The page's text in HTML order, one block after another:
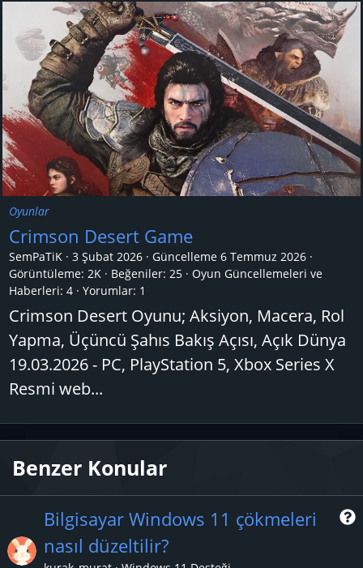
Oyunlar
Crimson Desert Game
SemPaTiK 3 Şubat 2026 Güncelleme 6 Temmuz 2026
Görüntüleme: 2K
Beğeniler: 25
Oyun Güncellemeleri ve
Haberleri: 4 Yorumlar: 1
Crimson Desert Oyunu; Aksiyon, Macera, Rol
Yapma, Üçüncü Şahıs Bakış Açısı, Açık Dünya
19.03.2026 - PC, PlayStation 5, Xbox Series X
Resmi web...
Benzer Konular
S
Bilgisayar Windows 11 çökmeleri
nasıl düzeltilir?